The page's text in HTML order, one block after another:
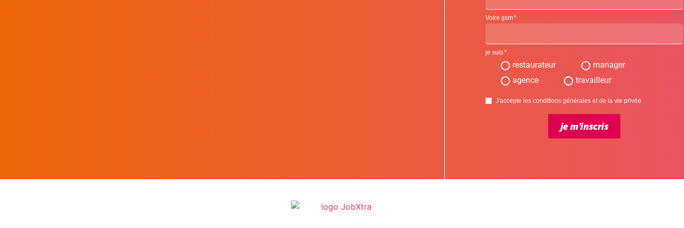
Votre gsm
je suis
restaurateur
manager
agence
travailleur
J'accepte les conditions générales et de la vie privée
je m'inscris